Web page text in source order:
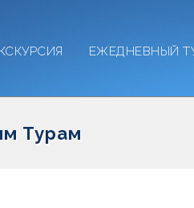
ЕЖЕДНЕВНЫЙ
Турам